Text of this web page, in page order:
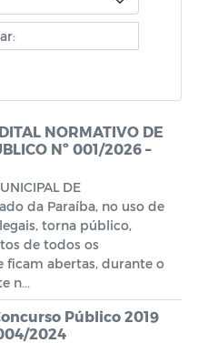
NORMATIVO DE
Nº 001/2026 –
DE
da Paraíba, no uso de
torna público,
de todos os
ficam abertas, durante o
n...
Público 2019
2024